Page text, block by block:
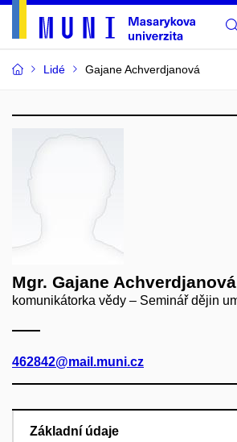
Lidé Gajane Achverdjanová
Mgr. Gajane Achverdjanová
komunikátorka vědy – Seminář dějin
462842@mail.muni.cz
Základní údaje